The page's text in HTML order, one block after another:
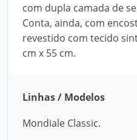
com dupla camada de
Conta, ainda, com
revestido com tecido
cm x 55 cm.
Linhas / Modelos
Mondiale Classic.